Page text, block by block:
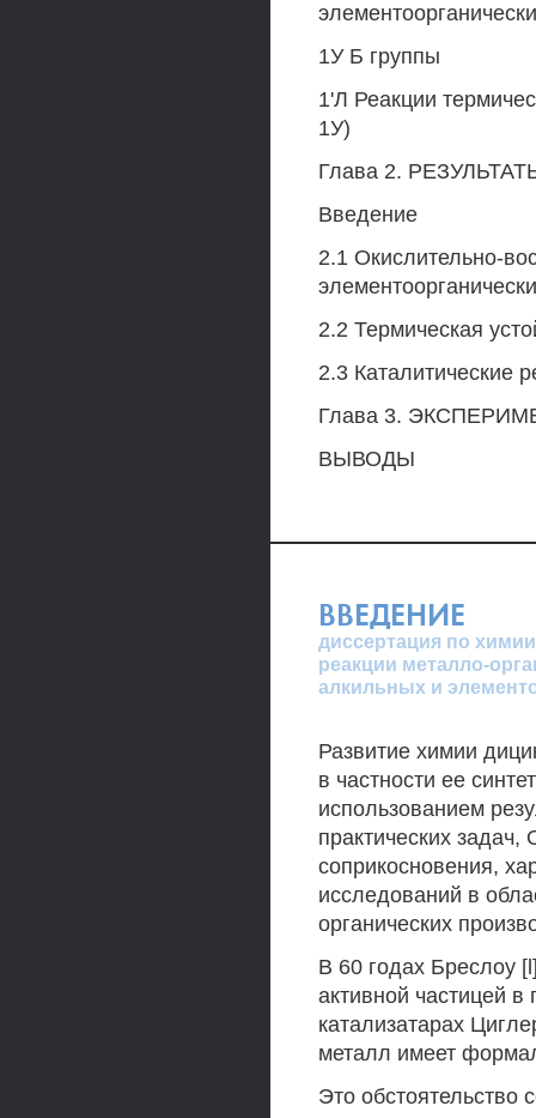
1У Б группы
1'Л Реакции
1У)
Глава 2.
Введение
2.1 Окислительно-
2.2 Термическая
2.3 Каталитические
Глава 3.
ВЫВОДЫ
ВВЕДЕНИЕ
диссертация по
реакции металло-
алкильных и
Развитие химии
в частности ее
использованием
практических задач,
соприкосновения,
исследований в
органических
В 60 годах Бреслоу
активной частицей
катализатарах
металл имеет
Это обстоятельство